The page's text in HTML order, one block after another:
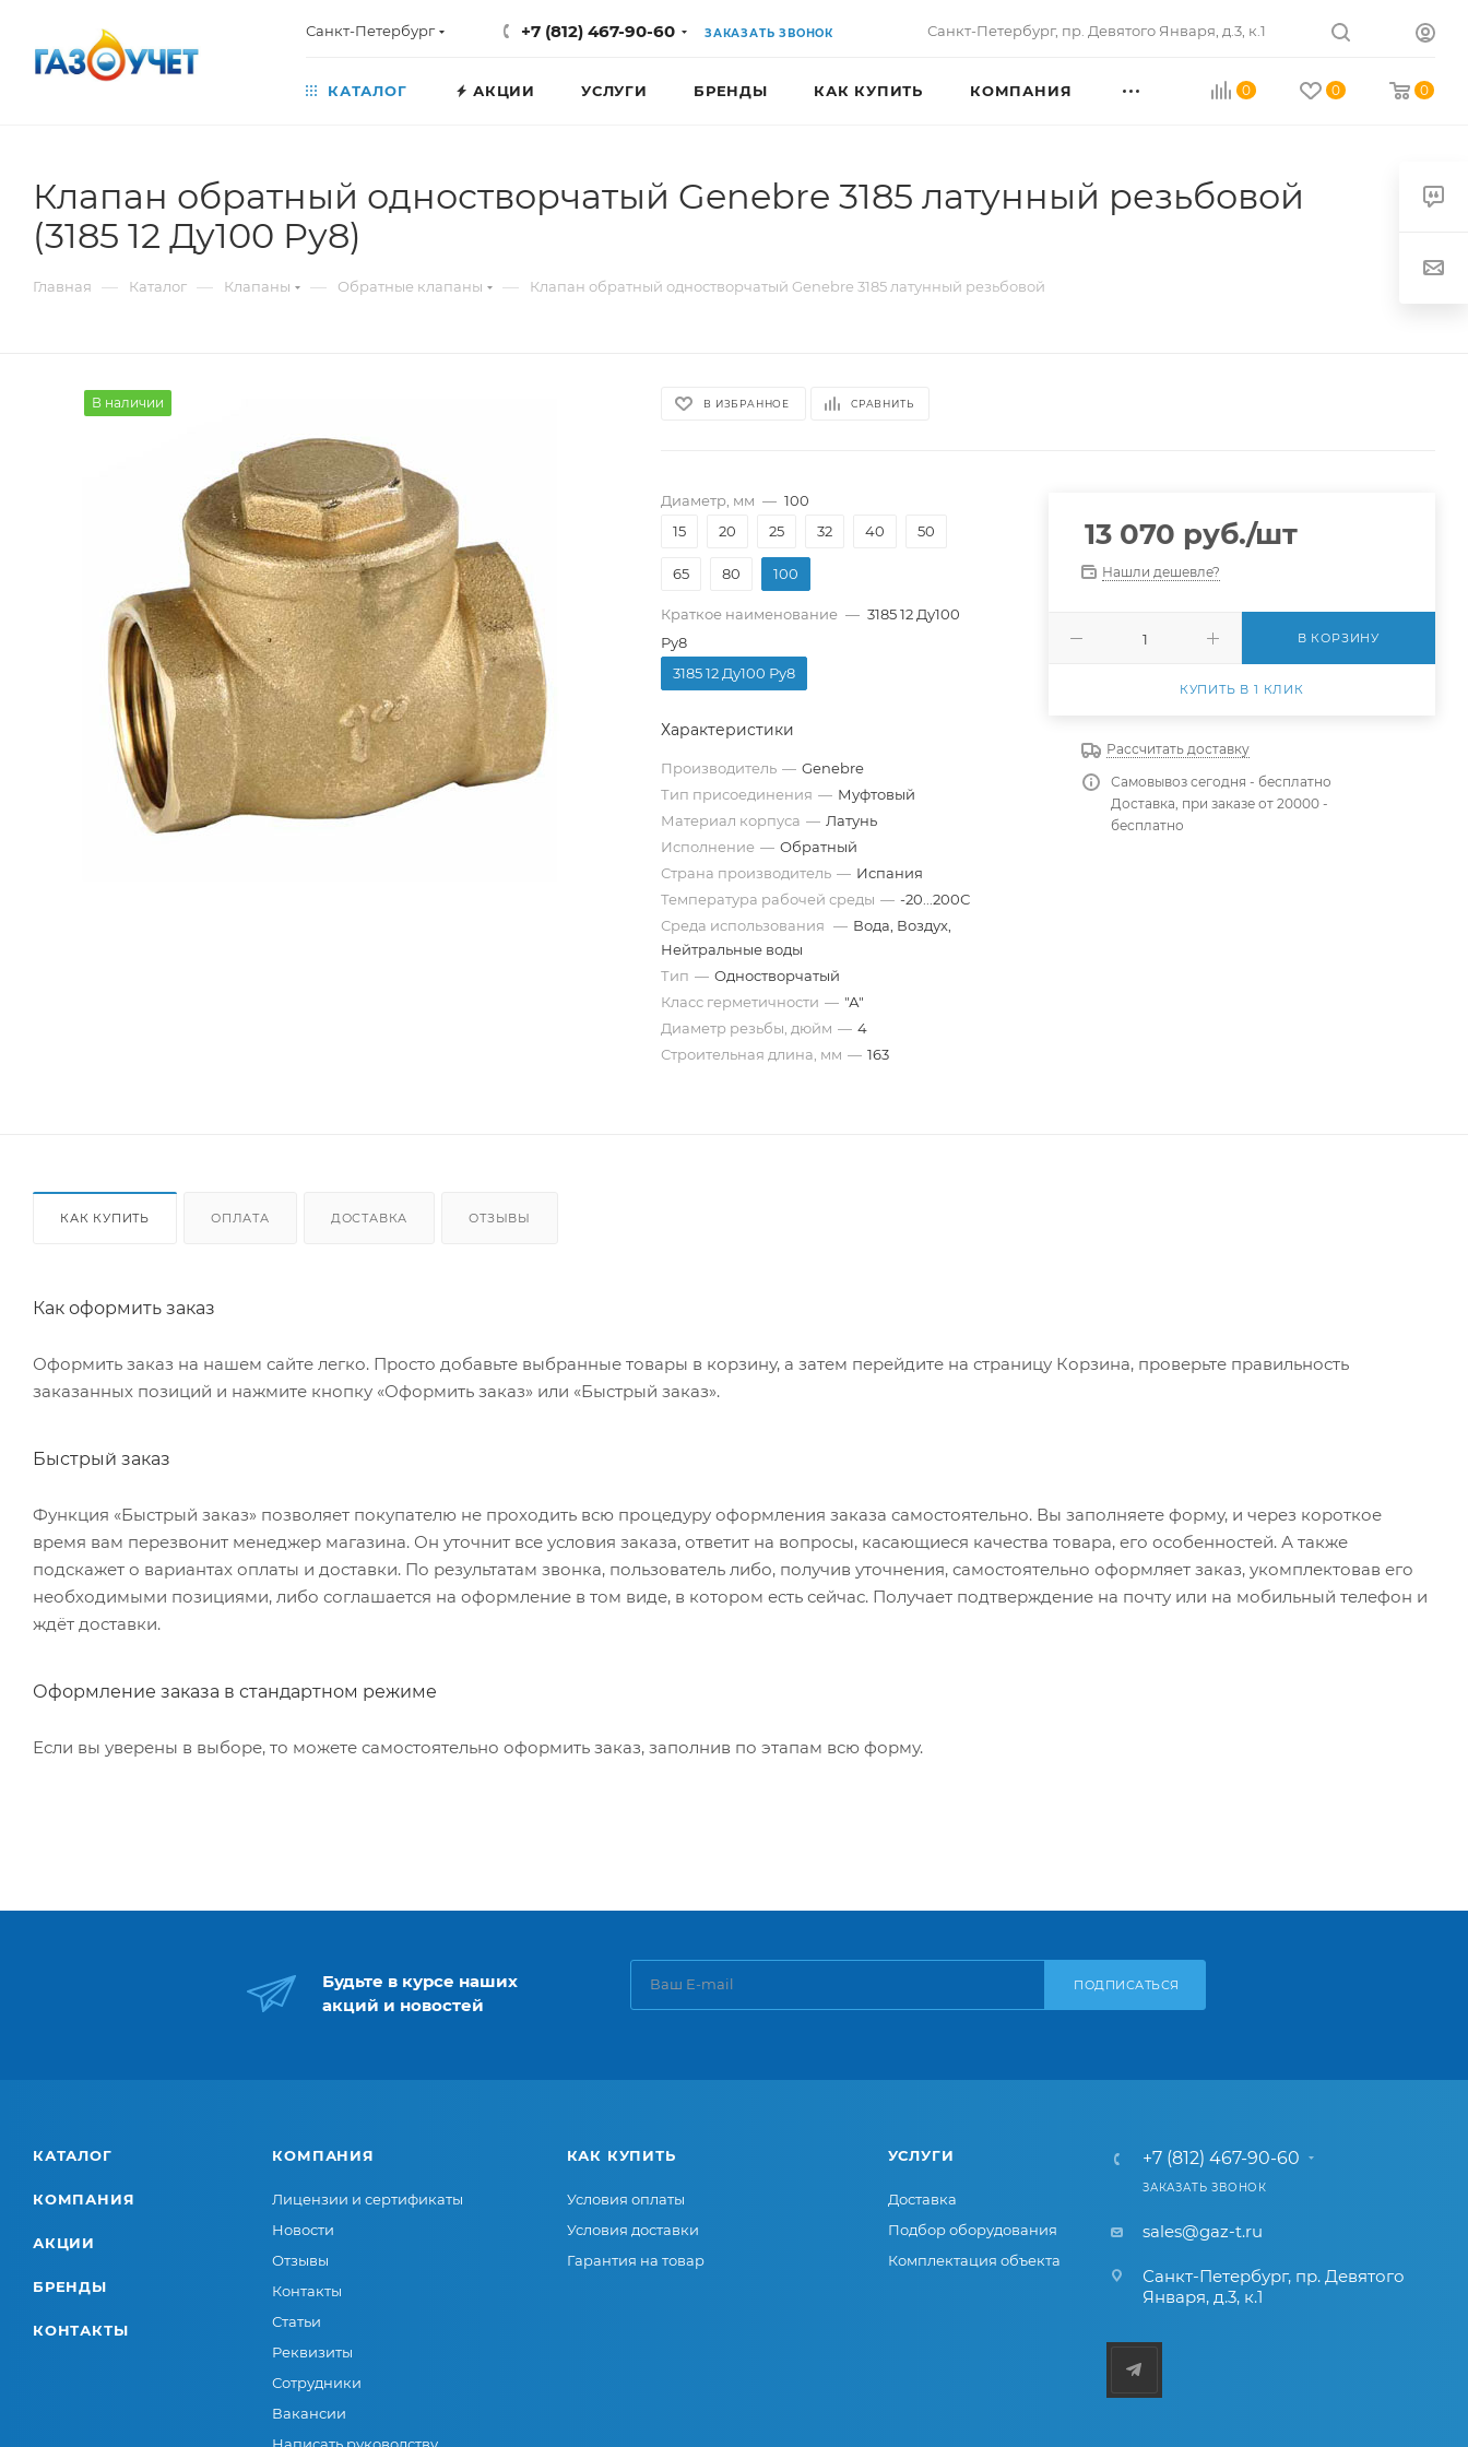
Санкт-Петербург +7 (812) 467-90-60 ЗАКАЗАТЬ ЗВОНОК Санкт-Петербург, пр. Девятого Января, д.3, к.1
0 0 0
КАТАЛОГ АКЦИИ УСЛУГИ БРЕНДЫ КАК КУПИТЬ КОМПАНИЯ
Клапан обратный одностворчатый Genebre 3185 латунный резьбовой
(3185 12 Ду100 Ру8)
Главная — Каталог — Клапаны — Обратные клапаны — Клапан обратный одностворчатый Genebre 3185 латунный резьбовой
В наличии В ИЗБРАННОЕ СРАВНИТЬ
Диаметр, мм — 100
15
20 25 32 40 50
65 80 100
Краткое наименование — 3185 12 Ду100
Ру8
3185 12 Ду100 Ру8
Характеристики
Производитель — Genebre
Тип присоединения — Муфтовый
Материал корпуса — Латунь
Исполнение — Обратный
Страна производитель — Испания
Температура рабочей среды — -20...200С
Среда использования — Вода, Воздух,
Нейтральные воды
Тип — Одностворчатый
Класс герметичности — "А"
Диаметр резьбы, дюйм — 4
Строительная длина, мм — 163
13 070 руб./шт
Нашли дешевле?
В КОРЗИНУ
КУПИТЬ В 1 КЛИК
Рассчитать доставку
Самовывоз сегодня - бесплатно
Доставка, при заказе от 20000 -
бесплатно
КАК КУПИТЬ ОПЛАТА ДОСТАВКА ОТЗЫВЫ
Как оформить заказ
Оформить заказ на нашем сайте легко. Просто добавьте выбранные товары в корзину, а затем перейдите на страницу Корзина, проверьте правильность
заказанных позиций и нажмите кнопку «Оформить заказ» или «Быстрый заказ».
Быстрый заказ
Функция «Быстрый заказ» позволяет покупателю не проходить всю процедуру оформления заказа самостоятельно. Вы заполняете форму, и через короткое
время вам перезвонит менеджер магазина. Он уточнит все условия заказа, ответит на вопросы, касающиеся качества товара, его особенностей. А также
подскажет о вариантах оплаты и доставки. По результатам звонка, пользователь либо, получив уточнения, самостоятельно оформляет заказ, укомплектовав его
необходимыми позициями, либо соглашается на оформление в том виде, в котором есть сейчас. Получает подтверждение на почту или на мобильный телефон и
ждёт доставки.
Оформление заказа в стандартном режиме
Если вы уверены в выборе, то можете самостоятельно оформить заказ, заполнив по этапам всю форму.
Будьте в курсе наших
акций и новостей
ПОДПИСАТЬСЯ
КАТАЛОГ
КОМПАНИЯ
АКЦИИ
БРЕНДЫ
КОНТАКТЫ
КОМПАНИЯ
Лицензии и сертификаты
Новости
Отзывы
Контакты
Статьи
Реквизиты
Сотрудники
Вакансии
КАК КУПИТЬ
Условия оплаты
Условия доставки
Гарантия на товар
УСЛУГИ
Доставка
Подбор оборудования
Комплектация объекта
+7 (812) 467-90-60
ЗАКАЗАТЬ ЗВОНОК
sales@gaz-t.ru
Санкт-Петербург, пр. Девятого
Января, д.3, к.1